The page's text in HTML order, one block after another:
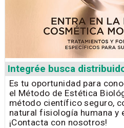
Integrée busca
Es tu oportunidad para
el Método de Estética
método científico seguro,
natural fisiología humana y
¡Contacta con nosotros!